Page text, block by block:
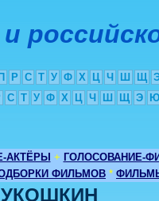
П Р С Т У Ф Х Ц Ч Ш Щ
С Т У Ф Х Ц Ч Ш Щ Э Ю
АКТЁРЫ + ГОЛОСОВАНИЕ-
ФИЛЬМОВ *